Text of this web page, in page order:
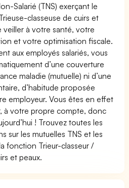
Salarié (TNS) exerçant le
classeuse de cuirs et
veiller à votre santé, votre
et votre optimisation fiscale.
aux employés salariés, vous
d’une couverture
maladie (mutuelle) ni d’une
d’habitude proposée
employeur. Vous êtes en effet
à votre propre compte, donc
! Trouvez toutes les
sur les mutuelles TNS et les
fonction Trieur-classeur /
et peaux.